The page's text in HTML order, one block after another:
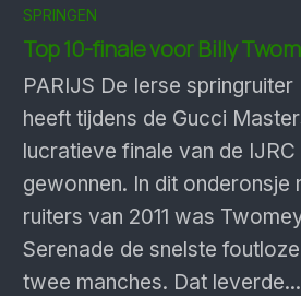
SPRINGEN
Top 10-finale voor Billy
PARIJS De Ierse
heeft tijdens de Gucci
lucratieve finale van de IJRC
gewonnen. In dit onderonsje
ruiters van 2011 was
Serenade de snelste
twee manches. Dat leverde...